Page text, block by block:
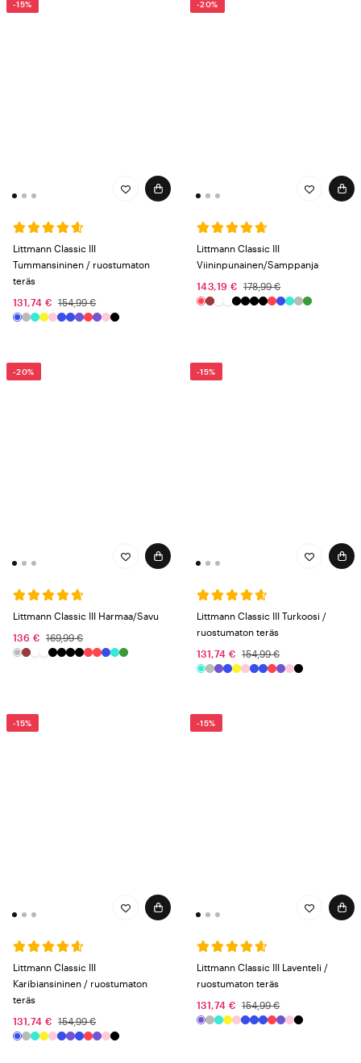
-15%
Littmann Classic III
Tummansininen / ruostumaton
teräs
131,74 € 154,99 €
-20%
Littmann Classic III
Viininpunainen/Samppanja
143,19 € 178,99 €
-20%
Littmann Classic III Harmaa/Savu
136 € 169,99 €
-15%
Littmann Classic III Turkoosi /
ruostumaton teräs
131,74 € 154,99 €
-15%
Littmann Classic III
Karibiansininen / ruostumaton
teräs
131,74 € 154,99 €
-15%
Littmann Classic III Laventeli /
ruostumaton teräs
131,74 € 154,99 €